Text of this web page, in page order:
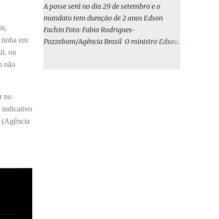
em
ou
não
no
indicativo
(Agência
em iene japonês é mais vantajosa sob os
aspectos econômico e financeiro. Embora o
custo dos juros em dólares possa parecer
inferior no curto prazo, a opção pelo iene
A posse será no dia 29 de setembro e o
mandato tem duração de 2 anos Edson
Fachin Foto: Fabio Rodrigues-
Pozzebom/Agência Brasil O ministro Edson